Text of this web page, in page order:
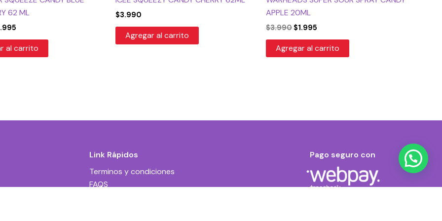
62 ML
al carrito
$3.990
Agregar al carrito
APPLE 20ML
$3.990 $1.995
Agregar al carrito
Link Rápidos
Terminos y condiciones
FAQS
Pago seguro con